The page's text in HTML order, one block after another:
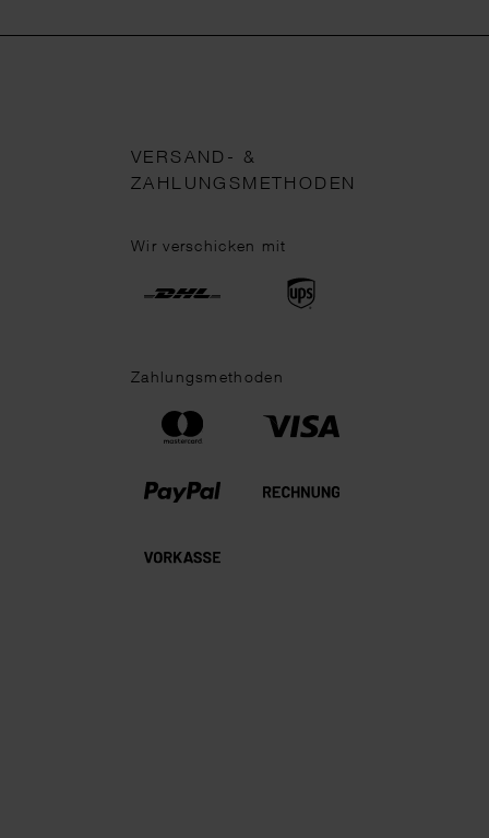
VERSAND- &
ZAHLUNGSMETHODEN
Wir verschicken mit
Zahlungsmethoden